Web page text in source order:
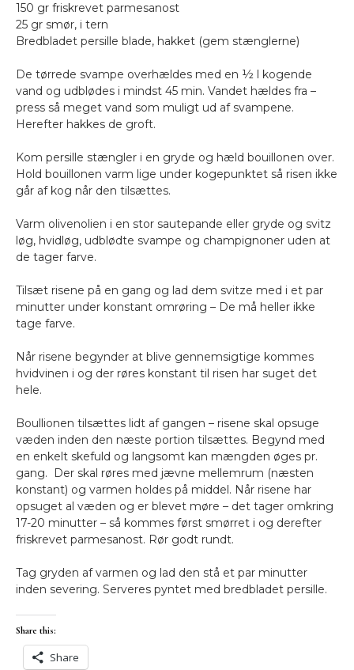
150 gr friskrevet parmesanost
25 gr smør, i tern
Bredbladet persille blade, hakket (gem stænglerne)
De tørrede svampe overhældes med en ½ l kogende
vand og udblødes i mindst 45 min. Vandet hældes fra –
press så meget vand som muligt ud af svampene.
Herefter hakkes de groft.
Kom persille stængler i en gryde og hæld bouillonen over.
Hold bouillonen varm lige under kogepunktet så risen ikke
går af kog når den tilsættes.
Varm olivenolien i en stor sautepande eller gryde og svitz
løg, hvidløg, udblødte svampe og champignoner uden at
de tager farve.
Tilsæt risene på en gang og lad dem svitze med i et par
minutter under konstant omrøring – De må heller ikke
tage farve.
Når risene begynder at blive gennemsigtige kommes
hvidvinen i og der røres konstant til risen har suget det
hele.
Boullionen tilsættes lidt af gangen – risene skal opsuge
væden inden den næste portion tilsættes. Begynd med
en enkelt skefuld og langsomt kan mængden øges pr.
gang. Der skal røres med jævne mellemrum (næsten
konstant) og varmen holdes på middel. Når risene har
opsuget al væden og er blevet møre – det tager omkring
17-20 minutter – så kommes først smørret i og derefter
friskrevet parmesanost. Rør godt rundt.
Tag gryden af varmen og lad den stå et par minutter
inden severing. Serveres pyntet med bredbladet persille.
Share this:
Share